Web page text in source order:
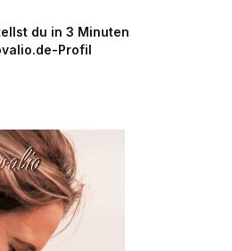
du in 3 Minuten
Profil